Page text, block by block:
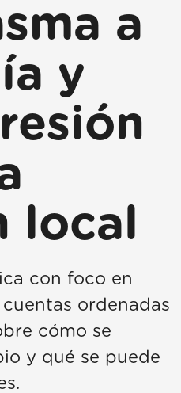
a
y
local
con foco en
ordenadas
cómo se
y qué se puede